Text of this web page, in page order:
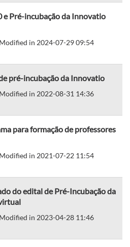
e Pré-incubação da Innovatio
in 2024-07-29 09:54
pré-incubação da Innovatio
in 2022-08-31 14:36
para formação de professores
in 2021-07-22 11:54
do edital de Pré-Incubação da
in 2023-04-28 11:46